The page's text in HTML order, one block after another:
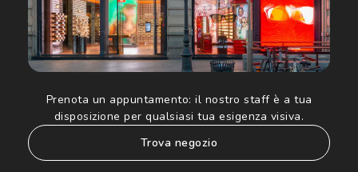
Prenota un appuntamento: il nostro staff è a tua
disposizione per qualsiasi tua esigenza visiva.
trova negozio